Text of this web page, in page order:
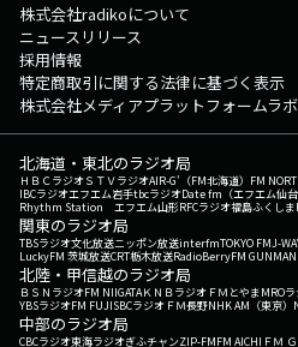
株式会社radikoについて
ニュースリリース
採用情報
特定商取引に関する法律に基づく表示
株式会社メディアプラットフォームラ
北海道・東北のラジオ局
ＨＢＣラジオＳＴＶラジオAIR-G'（FM北海道） FM
IBCラジオエフエム岩手tbcラジオDate fm（エフエム仙台
Rhythm Station エフエム山形RFCラジオ福島ふくしま
関東のラジオ局
TBSラジオ文化放送ニッポン放送interfmTOKYO FMJ-
LuckyFM 茨城放送CRT栃木放送RadioBerryFM GUNMA
北陸・甲信越のラジオ局
ＢＳＮラジオFM NIIGATAＫＮＢラジオ ＦＭとやまMRO
YBSラジオFM FUJISBCラジオ ＦＭ長野NHK AM（東京）
中部のラジオ局
CBCラジオ東海ラジオぎふチャンZIP-FMFM AICHI ＦＭ